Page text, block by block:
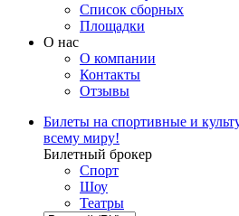
Список сборных
Площадки
О нас
О компании
Контакты
Отзывы
Билеты на спортивные и
всему миру!
Билетный брокер
Спорт
Шоу
Театры